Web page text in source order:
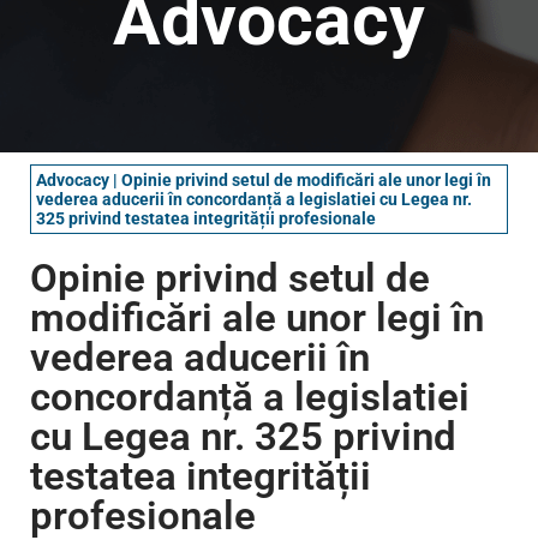
Advocacy
Advocacy | Opinie privind setul de modificări ale unor legi în
vederea aducerii în concordanță a legislatiei cu Legea nr.
325 privind testatea integrității profesionale
Opinie privind setul de
modificări ale unor legi în
vederea aducerii în
concordanță a legislatiei
cu Legea nr. 325 privind
testatea integrității
profesionale